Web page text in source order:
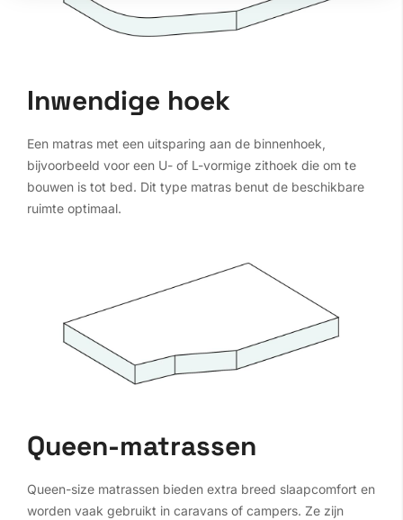
Inwendige hoek
Een matras met een uitsparing aan de binnenhoek,
bijvoorbeeld voor een U- of L-vormige zithoek die om te
bouwen is tot bed. Dit type matras benut de beschikbare
ruimte optimaal.
Queen-matrassen
Queen-size matrassen bieden extra breed slaapcomfort en
worden vaak gebruikt in caravans of campers. Ze zijn